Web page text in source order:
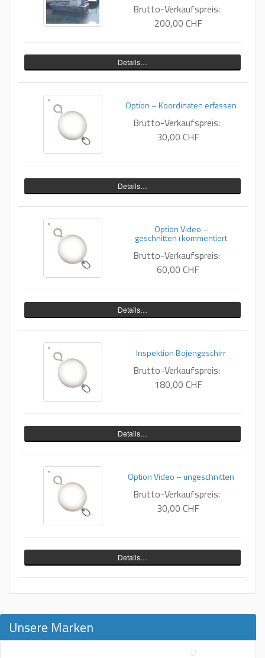
Brutto-Verkaufspreis:
200,00 CHF
Details…
Option – Koordinaten erfassen
Brutto-Verkaufspreis:
30,00 CHF
Details…
Option Video –
geschnitten+kommentiert
Brutto-Verkaufspreis:
60,00 CHF
Details…
Inspektion Bojengeschirr
Brutto-Verkaufspreis:
180,00 CHF
Details…
Option Video – ungeschnitten
Brutto-Verkaufspreis:
30,00 CHF
Details…
Unsere Marken